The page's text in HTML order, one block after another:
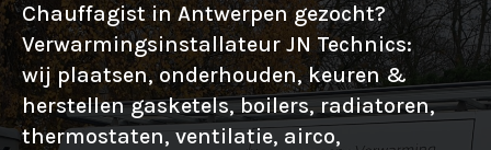
Chauffagist in Antwerpen gezocht?
Verwarmingsinstallateur JN Technics:
wij plaatsen, onderhouden, keuren &
herstellen gasketels, boilers, radiatoren,
thermostaten, ventilatie, airco,